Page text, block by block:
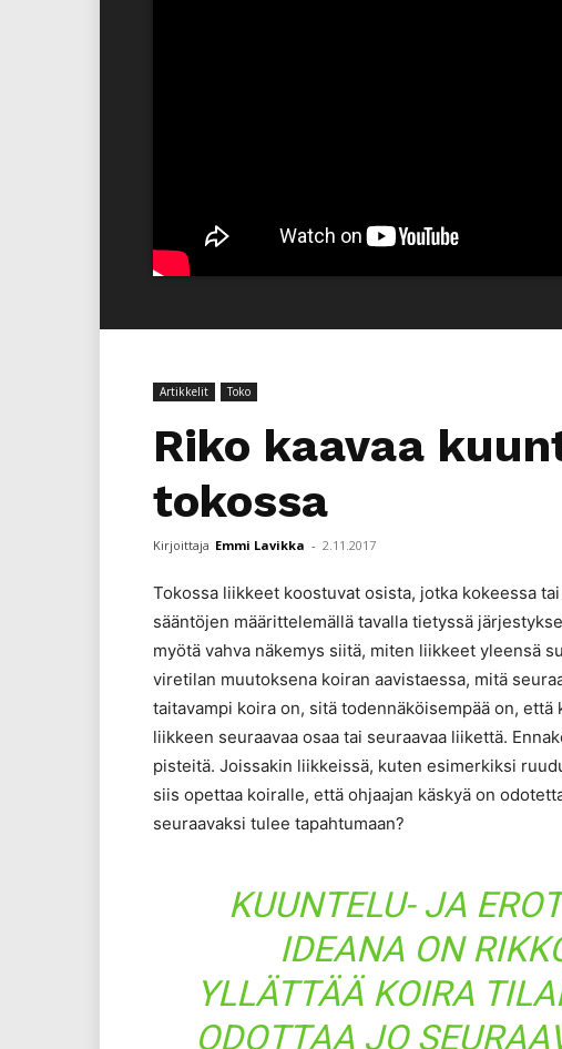
Artikkelit Toko
Riko kaavaa
tokossa
Kirjoittaja Emmi Lavikka - 2.11.2017
Tokossa liikkeet koostuvat osista, jotka kokeessa
sääntöjen määrittelemällä tavalla tietyssä
myötä vahva näkemys siitä, miten liikkeet yleensä
viretilan muutoksena koiran aavistaessa, mitä
taitavampi koira on, sitä todennäköisempää on, että
liikkeen seuraavaa osaa tai seuraavaa liikettä.
pisteitä. Joissakin liikkeissä, kuten esimerkiksi
siis opettaa koiralle, että ohjaajan käskyä on
seuraavaksi tulee tapahtumaan?
KUUNTELU- JA
IDEANA ON
YLLÄTTÄÄ KOIRA
ODOTTAA JO